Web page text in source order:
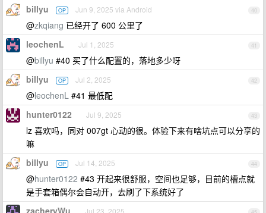
40
billyu OP Jun 9, 2025 via Android
@zkqiang 已经开了 600 公里了
41
leochenL Jul 1, 2025
@billyu #40 买了什么配置的，落地多少呀
42
billyu OP Jul 2, 2025
@leochenL #41 最低配
43
hunter0122 Jul 9, 2025
lz 喜欢吗，同对 007gt 心动的很。体验下来有啥坑点可以分享的
嘛
44
billyu OP Jul 14, 2025
@hunter0122 #43 开起来很舒服，空间也足够，目前的槽点就
是手套箱偶尔会自动开，去刷了下系统好了
zacheryWu Jul 23, 2025